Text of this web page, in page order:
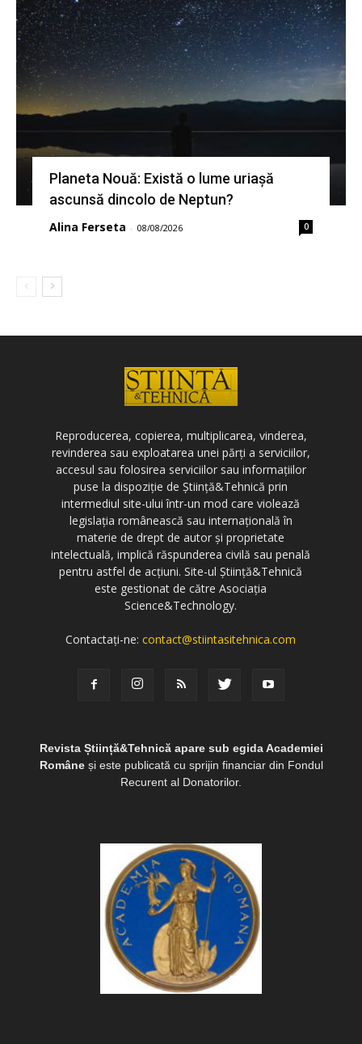
Planeta Nouă: Există o lume uriașă
ascunsă dincolo de Neptun?
Alina Ferseta - 08/08/2026 0
Reproducerea, copierea, multiplicarea, vinderea,
revinderea sau exploatarea unei părți a serviciilor,
accesul sau folosirea serviciilor sau informațiilor
puse la dispoziție de Știință&Tehnică prin
intermediul site-ului într-un mod care violează
legislația românească sau internațională în
materie de drept de autor și proprietate
intelectuală, implică răspunderea civilă sau penală
pentru astfel de acțiuni. Site-ul Știință&Tehnică
este gestionat de către Asociația
Science&Technology.
Contactați-ne:contact@stiintasitehnica.com
Revista Știință&Tehnică apare sub egida Academiei
Româneși este publicată cu sprijin financiar din Fondul
Recurent al Donatorilor.